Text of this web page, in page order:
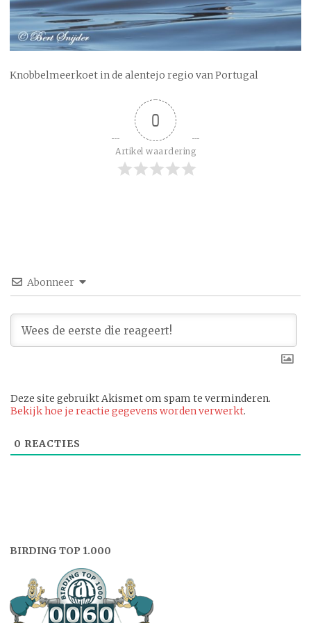
Knobbelmeerkoet in de alentejo regio van Portugal
0
Artikel waardering
Abonneer
Deze site gebruikt Akismet om spam te verminderen.
Bekijk hoe je reactie gegevens worden verwerkt.
0 REACTIES
BIRDING TOP 1.000